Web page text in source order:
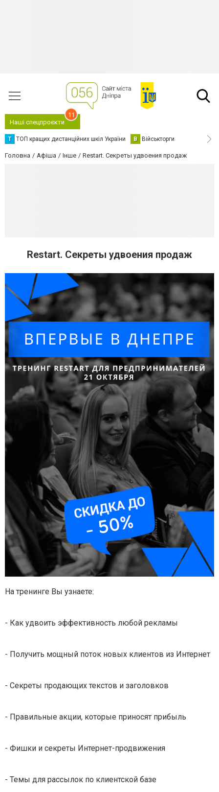
Наші спецпроєкти
11
Т ТОП кращих дистанційних шкіл України В Військторги
Головна Афіша Інше Restart. Секреты удвоения продаж
Restart. Секреты удвоения продаж
На тренинге Вы узнаете:
- Как удвоить эффективность любой рекламы
- Получить мощный поток новых клиентов из Интернет
- Секреты продающих текстов и заголовков
- Правильные акции, которые приносят прибыль
- Фишки и секреты Интернет-продвижения
- Темы для рассылок по клиентской базе